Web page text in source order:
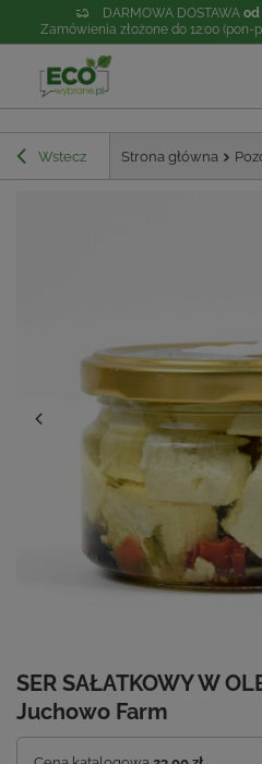
DARMOWA DOSTAWA od
Zamówienia złożone do 12:00
Wstecz Strona główna
SER SAŁATKOWY W
Juchowo Farm